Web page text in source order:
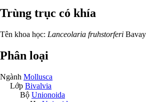
Trùng trục có khía
Tên khoa học: Lanceolaria fruhstorferi Bavay
Phân loại
Ngành Mollusca
Lớp Bivalvia
Bộ Unionoida